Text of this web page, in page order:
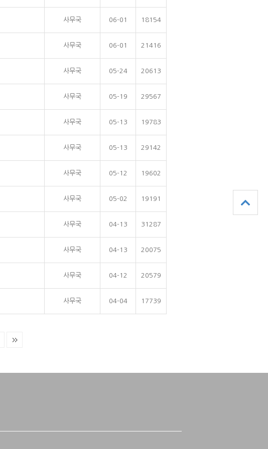
사무국 06-01 18154
사무국 06-01 21416
사무국 05-24 20613
사무국 05-19 29567
사무국 05-13 19783
사무국 05-13 29142
사무국 05-12 19602
사무국 05-02 19191
사무국 04-13 31287
사무국 04-13 20075
사무국 04-12 20579
사무국 04-04 17739